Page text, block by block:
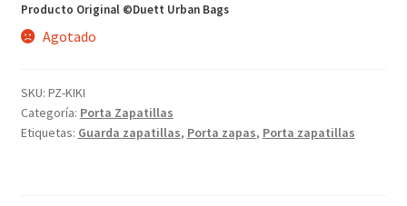
Producto Original ©Duett Urban Bags
Agotado
SKU: PZ-KIKI
Categoría: Porta Zapatillas
Etiquetas: Guarda zapatillas, Porta zapas, Porta zapatillas